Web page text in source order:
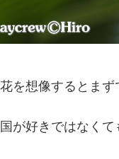
を想像するとまず
が好きではなくて